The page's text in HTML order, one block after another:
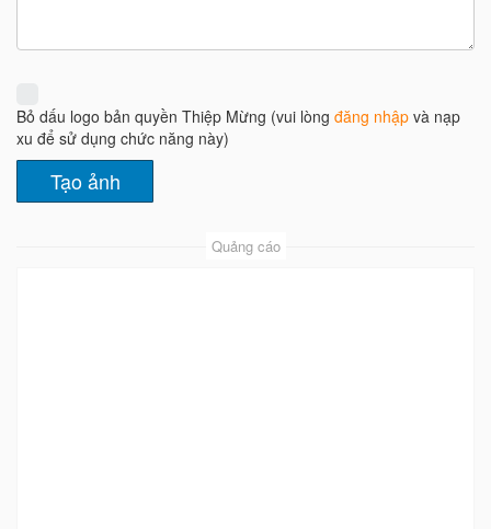
Bỏ dấu logo bản quyền Thiệp Mừng (vui lòng đăng nhập và nạp
xu để sử dụng chức năng này)
Quảng cáo